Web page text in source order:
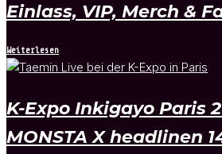
Einlass, VIP, Merch &
Weiterlesen
K-Expo Inkigayo Paris
MONSTA X headlinen